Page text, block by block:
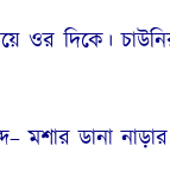
ওর দিকে।
ডানা